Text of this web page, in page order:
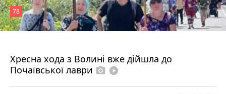
Хресна хода з Волині вже дійшла до
Почаївської лаври photo_camera play_circle_filled
78